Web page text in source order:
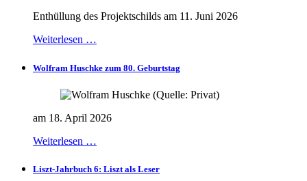
Enthüllung des Projektschilds am 11. Juni 2026
Weiterlesen …
Wolfram Huschke zum 80. Geburtstag
am 18. April 2026
Weiterlesen …
Liszt-Jahrbuch 6: Liszt als Leser